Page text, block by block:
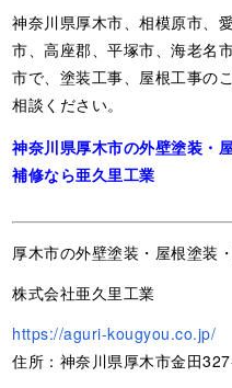
神奈川県厚木市、相模原市、
市、高座郡、平塚市、海老名
市で、塗装工事、屋根工事の
相談ください。
神奈川県厚木市の外壁塗装・
補修なら亜久里工業
厚木市の外壁塗装・屋根塗装
株式会社亜久里工業
https://aguri-kougyou.co.jp/
住所：神奈川県厚木市金田